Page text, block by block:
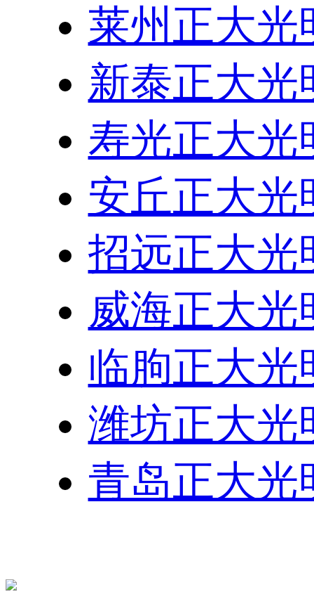
莱州正大光
新泰正大光
寿光正大光
安丘正大光
招远正大光
威海正大光
临朐正大光
潍坊正大光
青岛正大光